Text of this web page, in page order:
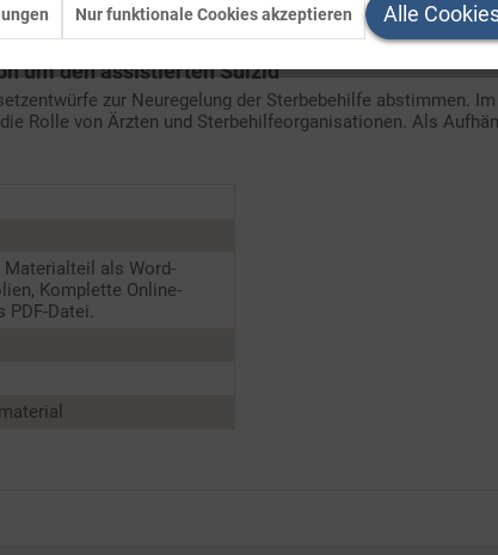
um den assistierten Suizid"
zur Neuregelung der Sterbebehilfe abstimmen.
Rolle von Ärzten und Sterbehilfeorganisationen. Als
Materialteil als Word-
Komplette Online-
PDF-Datei.
Nur funktionale Cookies akzeptieren Alle